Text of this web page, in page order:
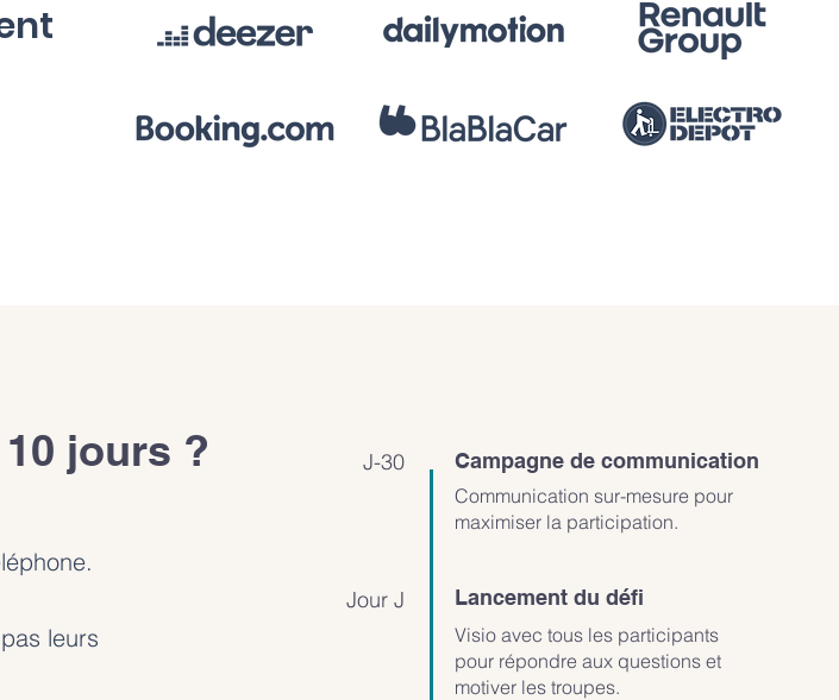
jours ?
leurs
J-30 Campagne de communication
Communication sur-mesure pour
maximiser la participation.
Jour J Lancement du défi
Visio avec tous les participants
pour répondre aux questions et
motiver les troupes.